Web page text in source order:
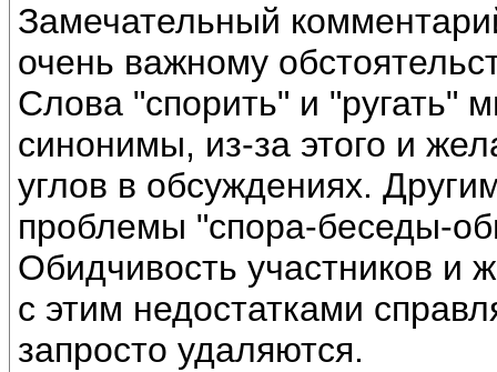
Замечательный
очень важному
Слова "спорить" и "ругать"
синонимы, из-за этого и
углов в обсуждениях.
проблемы "спора-беседы-
Обидчивость участников и
с этим недостатками
запросто удаляются.